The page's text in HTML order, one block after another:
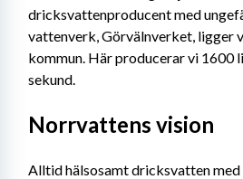
dricksvattenproducent med
vattenverk, Görvälnverket, ligger
kommun. Här producerar vi 1600
sekund.
Norrvattens vision
Alltid hälsosamt dricksvatten